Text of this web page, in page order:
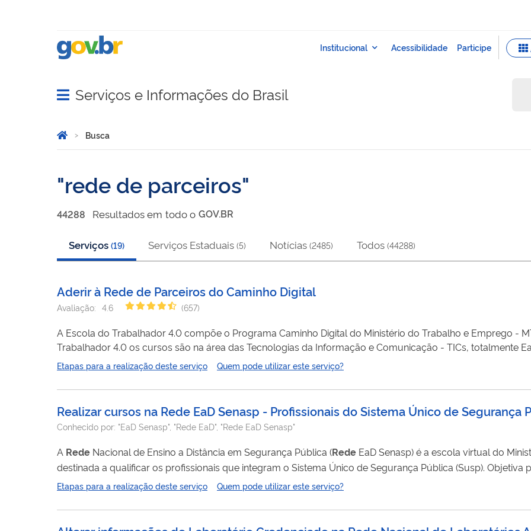
Abrir menu principal de navegação
Serviços e Informações do Brasil
Você está aqui:
Página Inicial
Busca
rede de parceiros
44288 Resultadosem todo o GOV.BR
Serviços (19) Serviços Estaduais (5) Notícias (2485) Todos (44288)
Aderir à Rede de Parceiros do Caminho Digital
Avaliação: 4.6 (657)
A Escola do Trabalhador 4.0 compõe o Programa Caminho Digital do Ministério do Trabalho e Emprego -
Trabalhador 4.0 os cursos são na área das Tecnologias da Informação e Comunicação - TICs, totalmente
cursos que vão desde o Letramento Digital, nível básico, intermediário até o avançado. São mais de 170
vagas, os inscritos nos cursos tem acesso ao Office 365 da Microsoft de graça durante todo o período que
final...
Etapas para a realização deste serviço Quem pode utilizar este serviço?
Realizar cursos na Rede EaD Senasp - Profissionais do Sistema Único de Segurança
Conhecido por: "EaD Senasp", "Rede EaD", "Rede EaD Senasp"
A Rede Nacional de Ensino a Distância em Segurança Pública (Rede EaD Senasp) é a escola virtual do Ministério da Justiça
destinada a qualificar os profissionais que integram o Sistema Único de Segurança Pública (Susp). Objetiva proporcionar a
capacitação gratuita, qualificada, integrada e continuada dos profissionais do Susp por meio de cursos na
Etapas para a realização deste serviço Quem pode utilizar este serviço?